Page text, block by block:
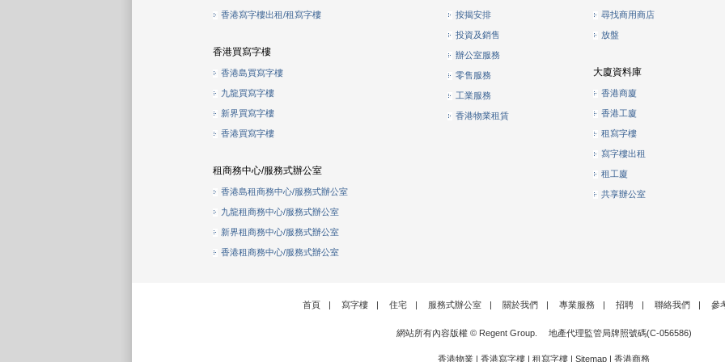
香港寫字樓出租/租寫字樓
香港買寫字樓
香港島買寫字樓
九龍買寫字樓
新界買寫字樓
香港買寫字樓
租商務中心/服務式辦公室
香港島租商務中心/服務式辦公室
九龍租商務中心/服務式辦公室
新界租商務中心/服務式辦公室
香港租商務中心/服務式辦公室
按揭安排
投資及銷售
辦公室服務
零售服務
工業服務
香港物業租賃
尋找商用商店
放盤
大廈資料庫
香港商廈
香港工廈
租寫字樓
寫字樓出租
租工廈
共享辦公室
首頁 | 寫字樓 | 住宅 | 服務式辦公室 | 關於我們 | 專業服務 | 招聘 | 聯絡我們 | 參
網站所有內容版權 © Regent Group. 地產代理監管局牌照號碼(C-056586)
香港物業 | 香港寫字樓 | 租寫字樓 | Sitemap | 香港商務